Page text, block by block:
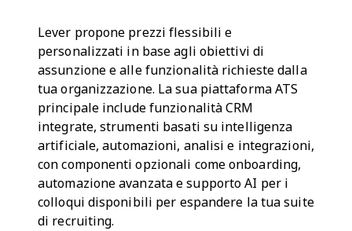
Lever propone prezzi flessibili e
personalizzati in base agli obiettivi di
assunzione e alle funzionalità richieste dalla
tua organizzazione. La sua piattaforma ATS
principale include funzionalità CRM
integrate, strumenti basati su intelligenza
artificiale, automazioni, analisi e integrazioni,
con componenti opzionali come onboarding,
automazione avanzata e supporto AI per i
colloqui disponibili per espandere la tua suite
di recruiting.